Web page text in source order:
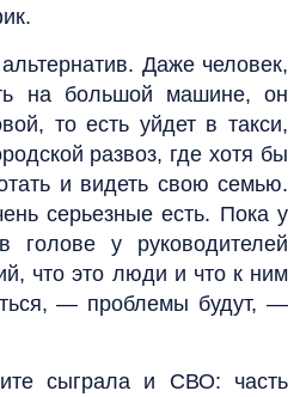
Даже человек,
на большой машине, он
то есть уйдет в такси,
развоз, где хотя бы
и видеть свою семью.
серьезные есть. Пока у
голове у руководителей
что это люди и что к ним
— проблемы будут, —
сыграла и СВО: часть